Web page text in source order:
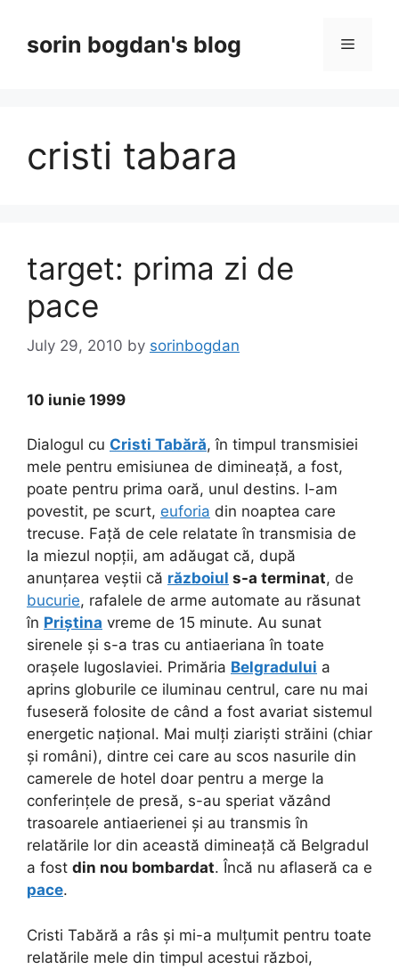
contentsorin bogdan's blog Menu
cristi tabara
target: prima zi de
pace
July 29, 2010 by sorinbogdan
10 iunie 1999
Dialogul cu Cristi Tabără, în timpul transmisiei
mele pentru emisiunea de dimineață, a fost,
poate pentru prima oară, unul destins. I-am
povestit, pe scurt, euforia din noaptea care
trecuse. Față de cele relatate în transmisia de
la miezul nopții, am adăugat că, după
anunțarea veștii că războiul s-a terminat, de
bucurie, rafalele de arme automate au răsunat
în Priștina vreme de 15 minute. Au sunat
sirenele și s-a tras cu antiaeriana în toate
orașele Iugoslaviei. Primăria Belgradului a
aprins globurile ce iluminau centrul, care nu mai
fuseseră folosite de când a fost avariat sistemul
energetic național. Mai mulți ziariști străini (chiar
și români), dintre cei care au scos nasurile din
camerele de hotel doar pentru a merge la
conferințele de presă, s-au speriat văzând
trasoarele antiaerienei și au transmis în
relatările lor din această dimineață că Belgradul
a fost din nou bombardat. Încă nu aflaseră ca e
pace.
Cristi Tabără a râs și mi-a mulțumit pentru toate
relatările mele din timpul acestui război,